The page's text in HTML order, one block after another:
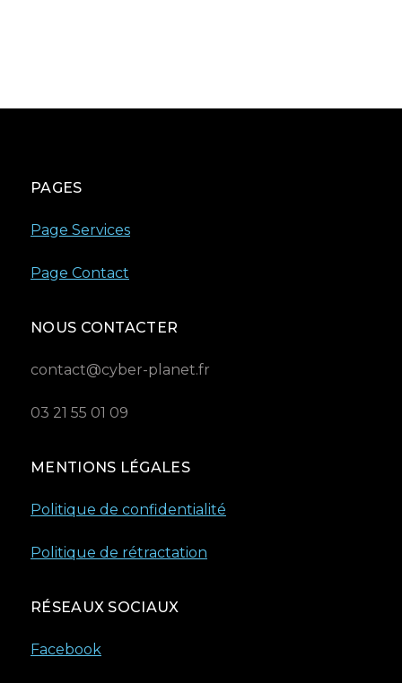
PAGES
Page Services
Page Contact
NOUS CONTACTER
contact@cyber-planet.fr
03 21 55 01 09
MENTIONS LÉGALES
Politique de confidentialité
Politique de rétractation
RÉSEAUX SOCIAUX
Facebook